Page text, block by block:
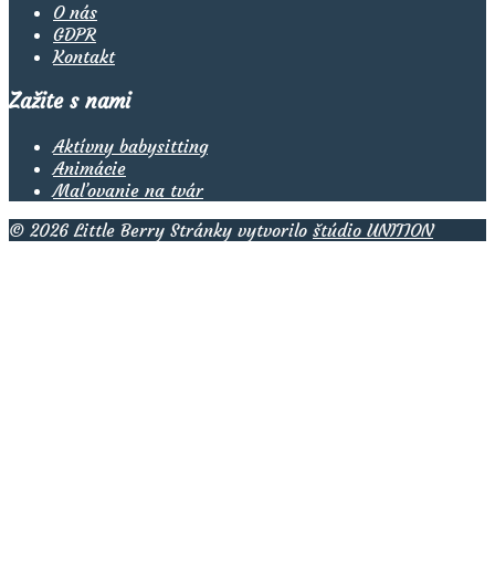
O nás
GDPR
Kontakt
Zažite s nami
Aktívny babysitting
Animácie
Maľovanie na tvár
© 2026 Little Berry Stránky vytvorilo štúdio UNITION